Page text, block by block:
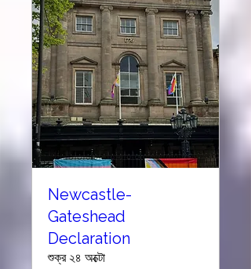
Newcastle-
Gateshead
Declaration
শুক্র ২৪ অক্টো